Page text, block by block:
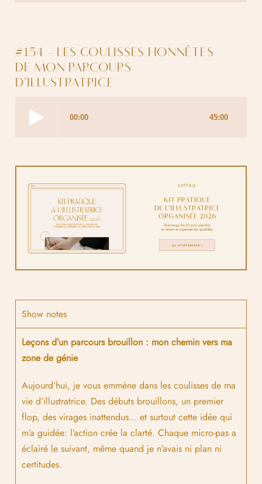
#154 - LES COULISSES HONNÊTES
DE MON PARCOURS
D’ILLUSTRATRICE
Show notes
Leçons d’un parcours brouillon : mon chemin vers ma
zone de génie
Aujourd’hui, je vous emmène dans les coulisses de ma
vie d’illustratrice. Des débuts brouillons, un premier
flop, des virages inattendus… et surtout cette idée qui
m’a guidée: l’action crée la clarté. Chaque micro-pas a
éclairé le suivant, même quand je n’avais ni plan ni
certitudes.